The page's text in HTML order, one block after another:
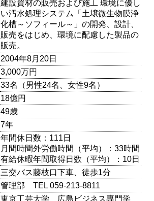
建設資材の販売および施工 環境に優し
い汚水処理システム「土壌微生物膜浄
化槽～ソフィール～」の開発、設計、
販売をはじめ、環境に配慮した製品の
販売。
2004年8月20日
3,000万円
33名（男性24名、女性9名）
18億円
49歳
7年
年間休日数：111日
月間時間外労働時間（平均）：33時間
有給休暇年間取得日数（平均）：10日
三交バス藤枝口下車、徒歩1分
管理部 TEL 059-213-8811
東京工芸大学、広島ビジネス専門学